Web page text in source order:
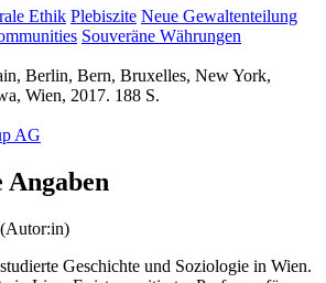
Ethik Plebiszite Neue Gewaltenteilung
Souveräne Währungen
Berlin, Bern, Bruxelles, New York,
Wien, 2017. 188 S.
AG
Angaben
Geschichte und Soziologie in Wien.